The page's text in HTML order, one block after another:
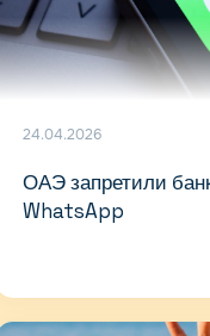
24.04.2026
ОАЭ запретили
WhatsApp